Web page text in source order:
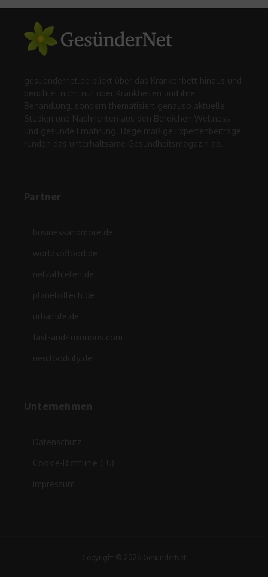
gesuendernet.de blickt über das Krankenbett hinaus und
berichtet nicht nur über Krankheiten und ihre
Behandlung, sondern thematisiert genauso aktuelle
Studien und Nachrichten aus den Bereichen Wellness
und gesunde Ernährung. Regelmäßige Expertenbeiträge
runden das unterhaltsame Gesundheitsmagazin ab.
Partner
businessandmore.de
worldsoffood.de
netzathleten.de
planetoftech.de
urbanlife.de
fast-and-luxurious.com
newfoodcity.de
Unternehmen
Datenschutz
Cookie-Richtlinie (EU)
Impressum
Copyright © 2026 GesünderNet